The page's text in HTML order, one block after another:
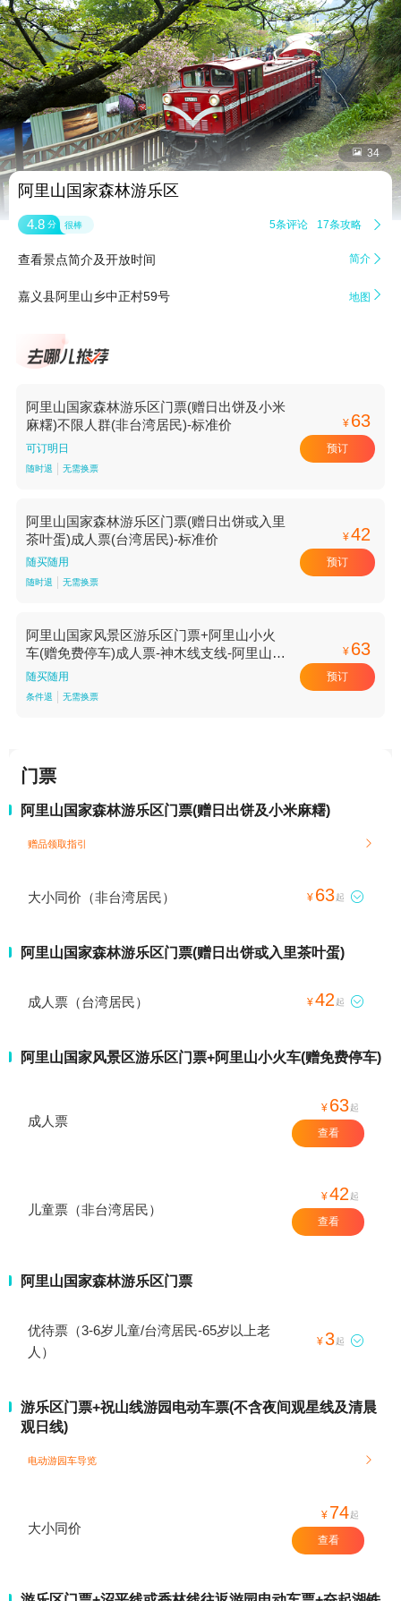
 34
阿里山国家森林游乐区
4.8 分 很棒 5条评论 17条攻略 
查看景点简介及开放时间 简介 
嘉义县阿里山乡中正村59号 地图 
阿里山国家森林游乐区门票(赠日出饼及小米
麻糬)不限人群(非台湾居民)-标准价
可订明日
随时退 无需换票
¥ 63
预订
阿里山国家森林游乐区门票(赠日出饼或入里
茶叶蛋)成人票(台湾居民)-标准价
随买随用
随时退 无需换票
¥42
预订
阿里山国家风景区游乐区门票+阿里山小火
车(赠免费停车)成人票-神木线支线-阿里山站
至神木站【神木线支线-阿里山站至神木站】
随买随用
条件退 无需换票
¥ 63
预订
门票
阿里山国家森林游乐区门票(赠日出饼及小米麻糬)
赠品领取指引 
大小同价（非台湾居民） ¥ 63起 
阿里山国家森林游乐区门票(赠日出饼或入里茶叶蛋)
成人票（台湾居民） ¥42 起 
阿里山国家风景区游乐区门票+阿里山小火车(赠免费停车)
成人票
¥ 63起
查看
儿童票（非台湾居民）
¥42 起
查看
阿里山国家森林游乐区门票
优待票（3-6岁儿童/台湾居民-65岁以上老
人）
¥3起 
游乐区门票+祝山线游园电动车票(不含夜间观星线及清晨
观日线)
电动游园车导览 
大小同价
¥ 74起
查看
